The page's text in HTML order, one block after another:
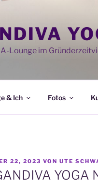
Lounge im
& Ich Fotos
22, 2023 VON UTE
YOGA